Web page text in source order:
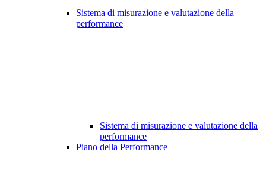
Sistema di misurazione e valutazione della
performance
Sistema di misurazione e valutazione della
performance
Piano della Performance